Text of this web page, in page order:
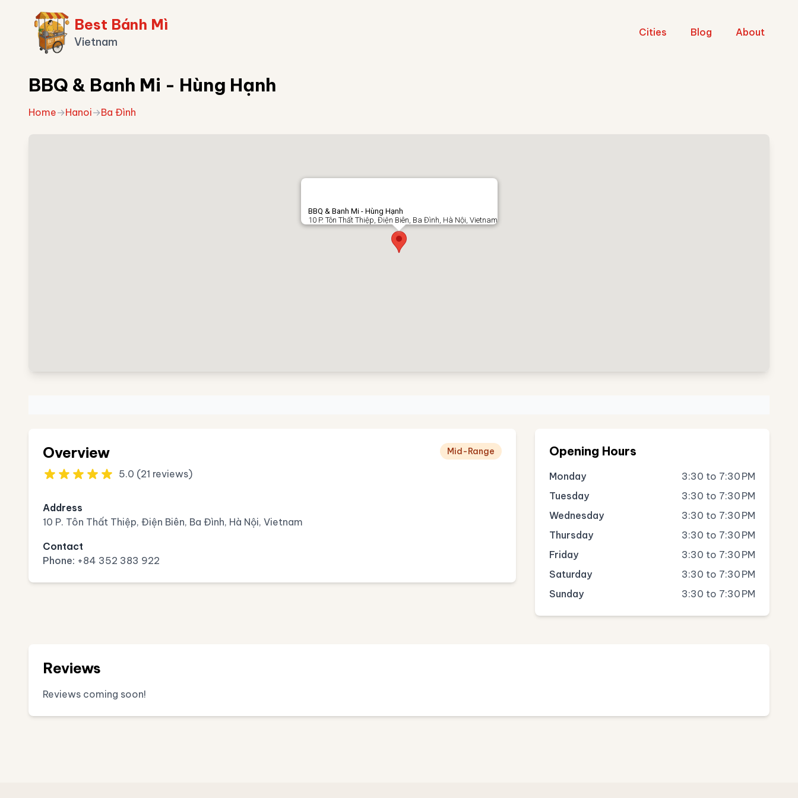
Best Bánh Mì
Vietnam
Cities Blog About
BBQ & Banh Mi - Hùng Hạnh
Home→Hanoi→Ba Đình
BBQ & Banh Mi - Hùng Hạnh
10 P. Tôn Thất Thiệp, Điện Biên, Ba Đình, Hà Nội, Vietnam
Overview
5.0 (21 reviews)
Mid-Range
Address
10 P. Tôn Thất Thiệp, Điện Biên, Ba Đình, Hà Nội, Vietnam
Contact
Phone: +84 352 383 922
Opening Hours
Monday
3:30 to 7:30 PM
Tuesday
3:30 to 7:30 PM
Wednesday
3:30 to 7:30 PM
Thursday
3:30 to 7:30 PM
Friday
3:30 to 7:30 PM
Saturday
3:30 to 7:30 PM
Sunday
3:30 to 7:30 PM
Reviews
Reviews coming soon!